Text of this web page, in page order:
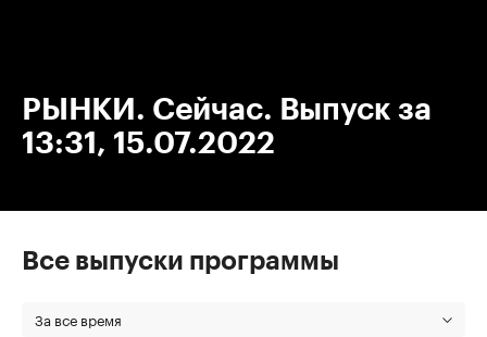
РЫНКИ. Сейчас. Выпуск за
13:31, 15.07.2022
Все выпуски программы
За все время